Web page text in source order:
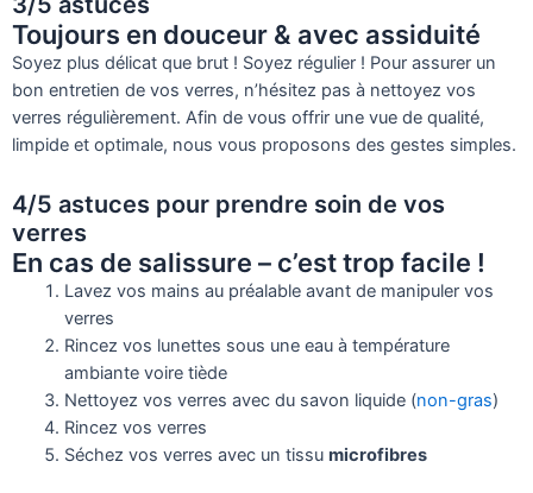
Toujours en douceur & avec assiduité
Soyez plus délicat que brut ! Soyez régulier ! Pour assurer un
bon entretien de vos verres, n’hésitez pas à nettoyez vos
verres régulièrement. Afin de vous offrir une vue de qualité,
limpide et optimale, nous vous proposons des gestes simples.
4/5 astuces pour prendre soin de vos
verres
En cas de salissure – c’est trop facile !
Lavez vos mains au préalable avant de manipuler vos
verres
Rincez vos lunettes sous une eau à température
ambiante voire tiède
Nettoyez vos verres avec du savon liquide (non-gras)
Rincez vos verres
Séchez vos verres avec un tissu microfibres